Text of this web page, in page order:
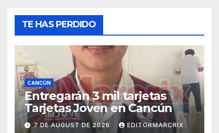
TE HAS PERDIDO
CANCÚN
Entregarán 3 mil tarjetas
Tarjetas Joven en Cancún
7 DE AUGUST DE 2026 EDITORMARCRIX